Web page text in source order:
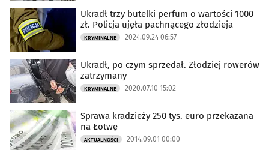
Ukradł trzy butelki perfum o wartości 1000
zł. Policja ujęła pachnącego złodzieja
KRYMINALNE 2024.09.24 06:57
Ukradł, po czym sprzedał. Złodziej rowerów
zatrzymany
KRYMINALNE 2020.07.10 15:02
Sprawa kradzieży 250 tys. euro przekazana
na Łotwę
AKTUALNOŚCI 2014.09.01 00:00